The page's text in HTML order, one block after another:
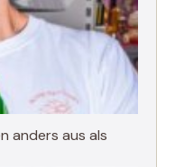
anders aus als